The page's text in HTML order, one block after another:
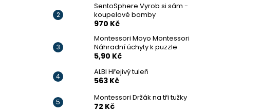
SentoSphere Vyrob si sám -
koupelové bomby
970 Kč
Montessori Moyo Montessori
Náhradní úchyty k puzzle
5,90 Kč
ALBI Hřejivý tuleň
563 Kč
Montessori Držák na tři tužky
72 Kč